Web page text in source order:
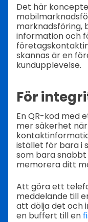
Det här
marknadsföring,
information och
skannas är en
kundupplevelse.
För
En QR-kod med
mer säkerhet
istället för bara i
som bara
memorera ditt
Att göra ett
meddelande till
att dölja det och
en buffert till en